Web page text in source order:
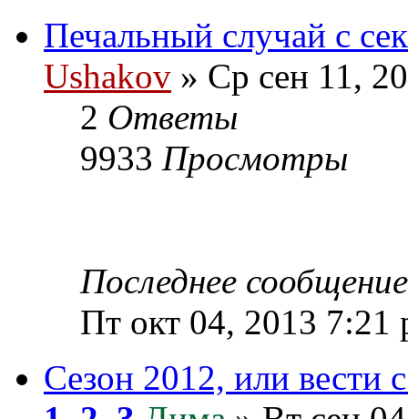
Печальный случай с
Ushakov » Ср сен 11,
2 Ответы
9933 Просмотры
Последнее
Пт окт 04, 2013 7:21
Сезон 2012, или вести